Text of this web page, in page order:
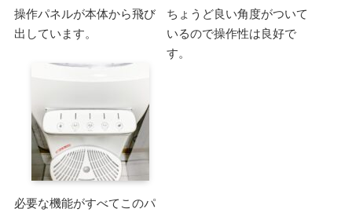
操作パネルが本体から飛び
出しています。
ちょうど良い角度がついて
いるので操作性は良好で
す。
必要な機能がすべてこのパ